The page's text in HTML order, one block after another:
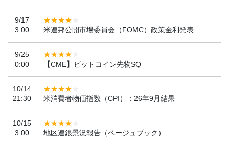
9/17
3:00
米連邦公開市場委員会（FOMC）政策金利発表
9/25
0:00
【CME】ビットコイン先物SQ
10/14
21:30
米消費者物価指数（CPI）：26年9月結果
10/15
3:00
地区連銀景況報告（ベージュブック）